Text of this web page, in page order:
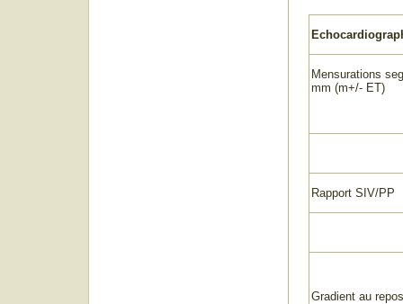
Mensurations
mm (m+/- ET)
Rapport SIV/PP
Gradient au